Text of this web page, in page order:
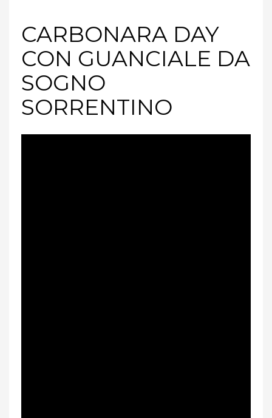
CARBONARA DAY
CON GUANCIALE DA
SOGNO
SORRENTINO